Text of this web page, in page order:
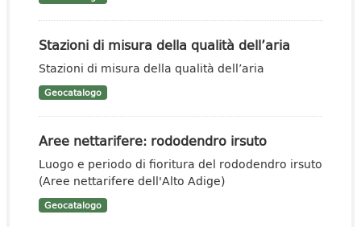
Stazioni di misura della qualità dell’aria
Stazioni di misura della qualità dell’aria
Geocatalogo
Aree nettarifere: rododendro irsuto
Luogo e periodo di fioritura del rododendro irsuto
(Aree nettarifere dell'Alto Adige)
Geocatalogo